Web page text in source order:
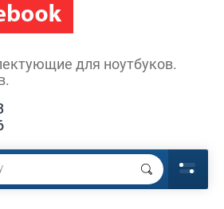
для ноутбуков.